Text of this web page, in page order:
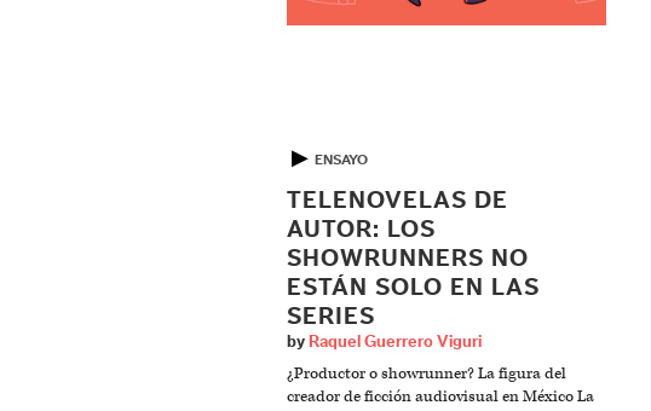
▶ ENSAYO
TELENOVELAS DE
AUTOR: LOS
SHOWRUNNERS NO
ESTÁN SOLO EN LAS
SERIES
by Raquel Guerrero Viguri
¿Productor o showrunner? La figura del
creador de ficción audiovisual en México La